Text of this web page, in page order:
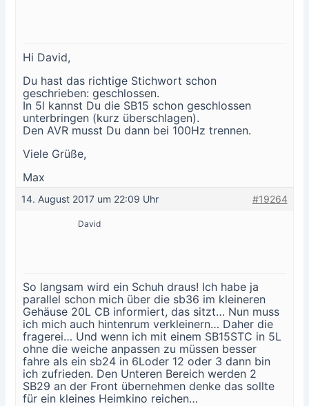
Hi David,
Du hast das richtige Stichwort schon
geschrieben: geschlossen.
In 5l kannst Du die SB15 schon geschlossen
unterbringen (kurz überschlagen).
Den AVR musst Du dann bei 100Hz trennen.
Viele Grüße,
Max
14. August 2017 um 22:09 Uhr #19264
David
So langsam wird ein Schuh draus! Ich habe ja
parallel schon mich über die sb36 im kleineren
Gehäuse 20L CB informiert, das sitzt… Nun muss
ich mich auch hintenrum verkleinern… Daher die
fragerei… Und wenn ich mit einem SB15STC in 5L
ohne die weiche anpassen zu müssen besser
fahre als ein sb24 in 6Loder 12 oder 3 dann bin
ich zufrieden. Den Unteren Bereich werden 2
SB29 an der Front übernehmen denke das sollte
für ein kleines Heimkino reichen…